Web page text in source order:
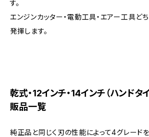
す。
エンジンカッター・電動工具・エアー工具ど
発揮します。
乾式・12インチ・14インチ（ハンド
販品一覧
純正品と同じく刃の性能によって4グレード